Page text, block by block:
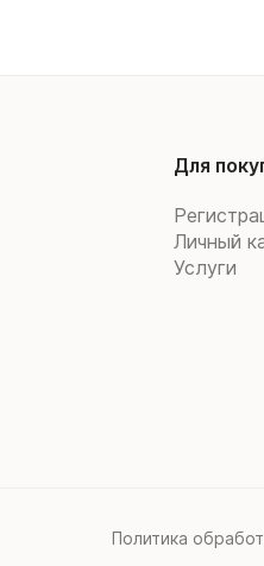
Для
Личный
Услуги
Политика